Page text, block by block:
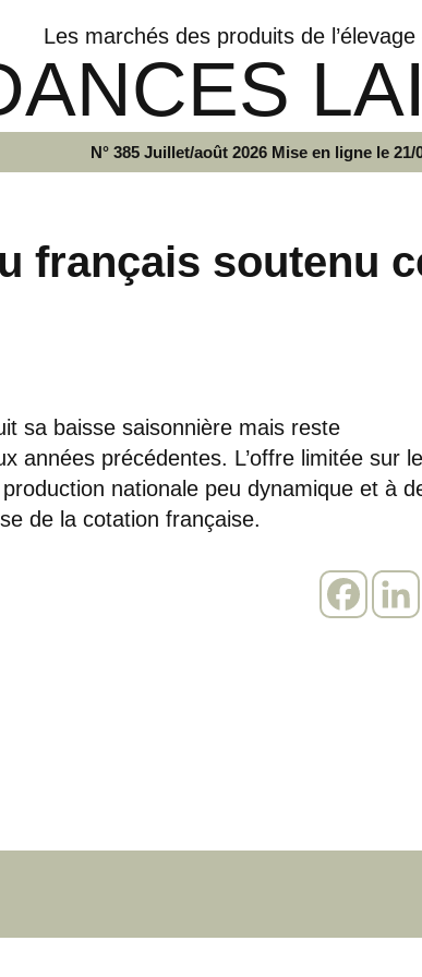
Les marchés des produits de
N° 385 Juillet/août 2026 Mise en ligne le 21/
français soutenu
sa baisse saisonnière mais reste
années précédentes. L’offre limitée sur le
nationale peu dynamique et à
de la cotation française.